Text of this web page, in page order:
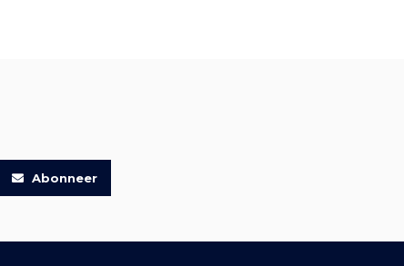
Abonneer